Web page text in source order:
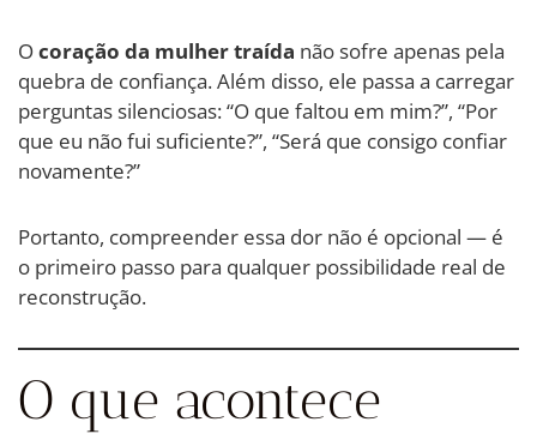
Ocoração da mulher traída não sofre apenas pela
quebra de confiança. Além disso, ele passa a carregar
perguntas silenciosas: “O que faltou em mim?”, “Por
que eu não fui suficiente?”, “Será que consigo confiar
novamente?”
Portanto, compreender essa dor não é opcional — é
o primeiro passo para qualquer possibilidade real de
reconstrução.
O que acontece